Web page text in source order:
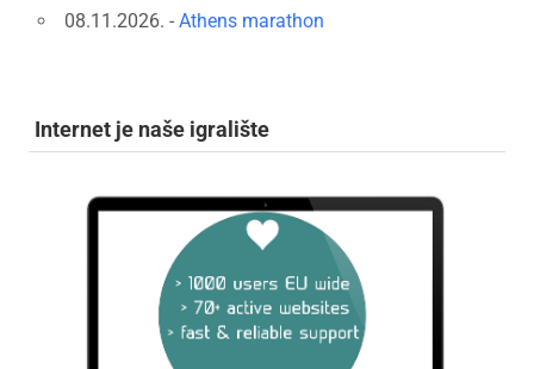
08.11.2026. - Athens marathon
Internet je naše igralište